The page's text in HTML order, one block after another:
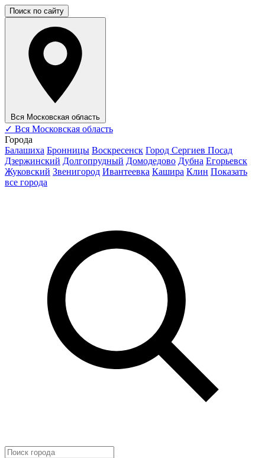
Поиск по сайту
Вся Московская область
✓ Вся Московская область
Города
Балашиха Бронницы Воскресенск Город Сергиев Посад
Дзержинский Долгопрудный Домодедово Дубна Егорьевск
Жуковский Звенигород Ивантеевка Кашира Клин Показать
все города